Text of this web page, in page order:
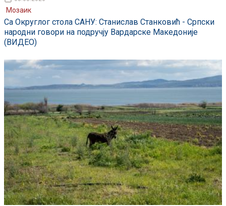
Мозаик
Са Округлог стола САНУ: Станислав Станковић - Српски
народни говори на подручју Вардарске Македоније
(ВИДЕО)